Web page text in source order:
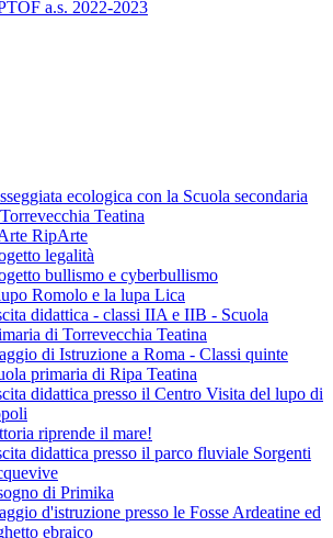
a.s. 2022-2023
ecologica con la Scuola secondaria
Teatina
RipArte
legalità
bullismo e cyberbullismo
Romolo e la lupa Lica
didattica - classi IIA e IIB - Scuola
di Torrevecchia Teatina
di Istruzione a Roma - Classi quinte
primaria di Ripa Teatina
didattica presso il Centro Visita del lupo di
riprende il mare!
didattica presso il parco fluviale Sorgenti
di Primika
d'istruzione presso le Fosse Ardeatine ed
ebraico